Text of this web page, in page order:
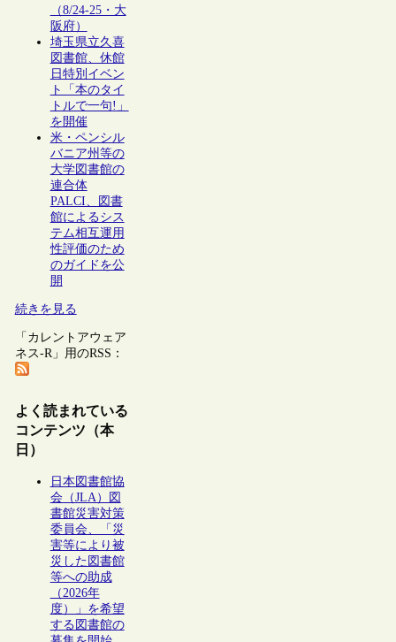
（8/24-25・大
阪府）
埼玉県立久喜
図書館、休館
日特別イベン
ト「本のタイ
トルで一句!」
を開催
米・ペンシル
バニア州等の
大学図書館の
連合体
PALCI、図書
館によるシス
テム相互運用
性評価のため
のガイドを公
開
続きを見る
「カレントアウェア
ネス-R」用のRSS：
よく読まれている
コンテンツ（本
日）
日本図書館協
会（JLA）図
書館災害対策
委員会、「災
害等により被
災した図書館
等への助成
（2026年
度）」を希望
する図書館の